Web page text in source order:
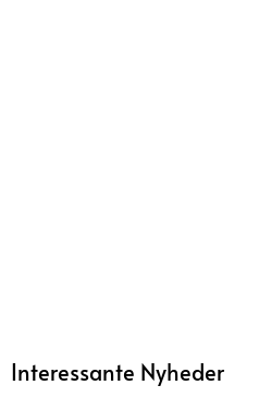
Interessante Nyheder